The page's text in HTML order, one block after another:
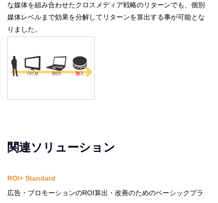
な媒体を組み合わせたクロスメディア戦略のリターンでも、個別
媒体レベルまで効果を分解してリターンを算出する事が可能とな
りました。
関連ソリューション
ROI+ Standard
広告・プロモーションのROI算出・改善のためのベーシックプラ